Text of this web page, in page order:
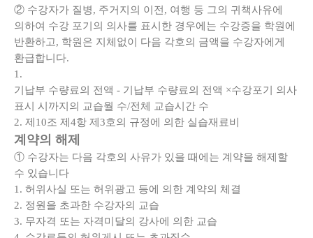
② 수강자가 질병, 주거지의 이전, 여행 등 그의 귀책사유에
의하여 수강 포기의 의사를 표시한 경우에는 수강증을 학원에
반환하고, 학원은 지체없이 다음 각호의 금액을 수강자에게
환급합니다.
1.
기납부 수량료의 전액 - 기납부 수량료의 전액 ×수강포기 의사
표시 시까지의 교습월 수/전체 교습시간 수
2. 제10조 제4항 제3호의 규정에 의한 실습재료비
계약의 해제
① 수강자는 다음 각호의 사유가 있을 때에는 계약을 해제할
수 있습니다
1. 허위사실 또는 허위광고 등에 의한 계약의 체결
2. 정원을 초과한 수강자의 교습
3. 무자격 또는 자격미달의 강사에 의한 교습